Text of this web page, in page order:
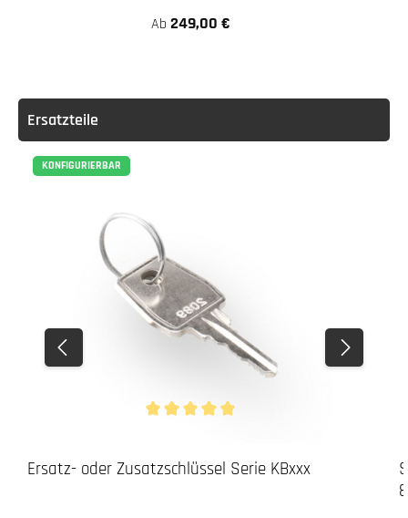
Ab 249,00 €
Ersatzteile
KONFIGURIERBAR
Ersatz- oder Zusatzschlüssel Serie KBxxx